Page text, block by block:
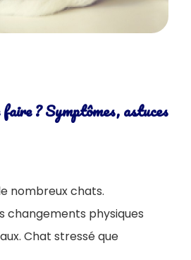
? Symptômes, astuces
nombreux chats.
changements physiques
Chat stressé que